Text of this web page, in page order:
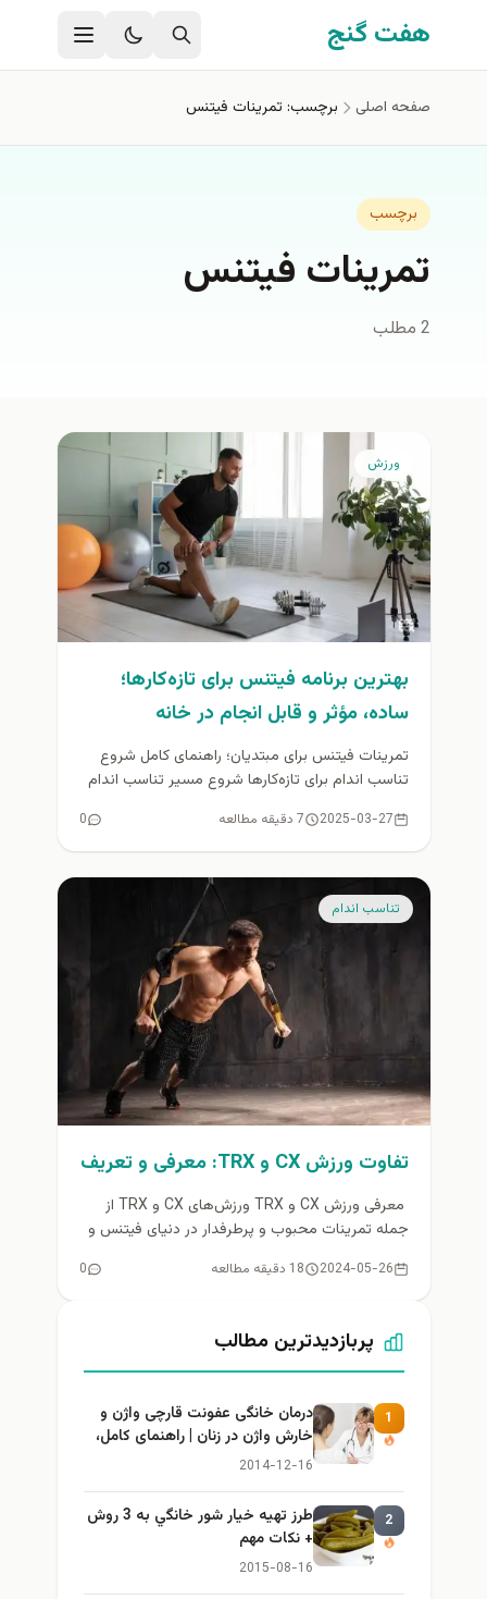
رفتن به محتوای اصلی
هفت گنج
صفحه اصلی برچسب: تمرینات فیتنس
برچسب
تمرینات فیتنس
2 مطلب
ورزش
بهترین برنامه فیتنس برای تازه‌کارها؛
ساده، مؤثر و قابل انجام در خانه
تمرینات فیتنس برای مبتدیان؛ راهنمای کامل شروع
تناسب اندام برای تازه‌کارها شروع مسیر تناسب اندام
2025-03-27 7 دقیقه مطالعه 0
تناسب اندام
تفاوت ورزش CX و TRX: معرفی و تعریف
معرفی ورزش CX و TRX ورزش‌های CX و TRX از
جمله تمرینات محبوب و پرطرفدار در دنیای فیتنس و
2024-05-26 18 دقیقه مطالعه 0
پربازدیدترین مطالب
1
درمان خانگی عفونت قارچی واژن و
خارش واژن در زنان | راهنمای کامل،
ایمن و کاربردی
2014-12-16
2
طرز تهيه خیار شور خانگي به 3 روش
+ نكات مهم
2015-08-16